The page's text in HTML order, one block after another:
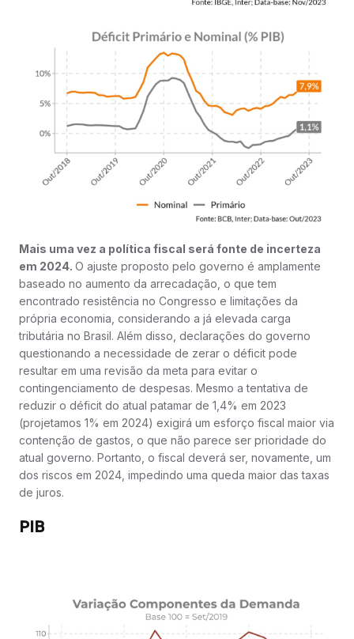
Mais uma vez a política fiscal será fonte de incerteza
em 2024. O ajuste proposto pelo governo é amplamente
baseado no aumento da arrecadação, o que tem
encontrado resistência no Congresso e limitações da
própria economia, considerando a já elevada carga
tributária no Brasil. Além disso, declarações do governo
questionando a necessidade de zerar o déficit pode
resultar em uma revisão da meta para evitar o
contingenciamento de despesas. Mesmo a tentativa de
reduzir o déficit do atual patamar de 1,4% em 2023
(projetamos 1% em 2024) exigirá um esforço fiscal maior via
contenção de gastos, o que não parece ser prioridade do
atual governo. Portanto, o fiscal deverá ser, novamente, um
dos riscos em 2024, impedindo uma queda maior das taxas
de juros.
PIB